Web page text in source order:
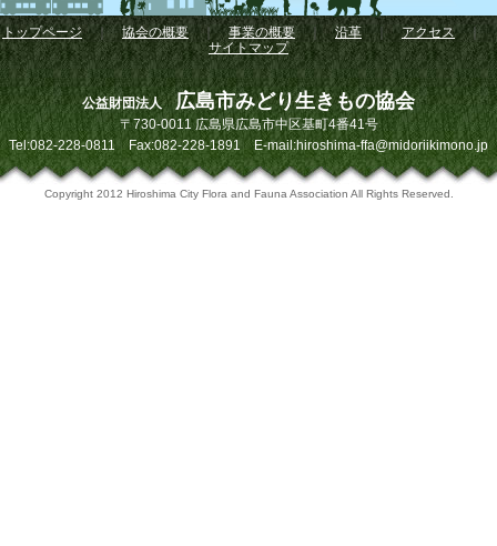
トップページ｜ 協会の概要｜ 事業の概要 ｜沿革 ｜アクセス｜
サイトマップ
公益財団法人広島市みどり生きもの協会
〒730-0011 広島県広島市中区基町4番41号
Tel:082-228-0811 Fax:082-228-1891 E-mail:hiroshima-ffa@midoriikimono.jp
Copyright 2012 Hiroshima City Flora and Fauna Association All Rights Reserved.